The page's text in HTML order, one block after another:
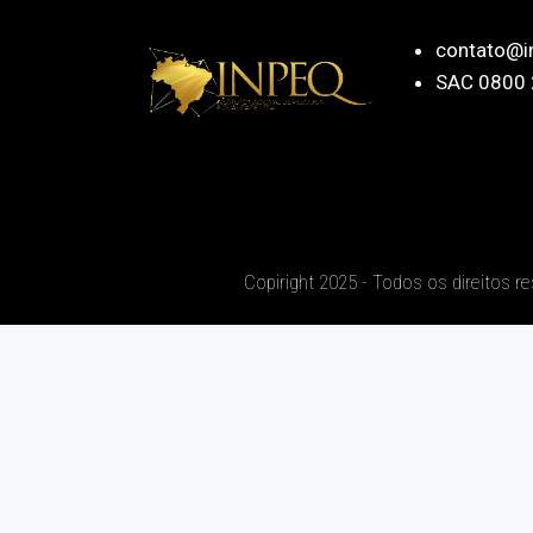
SAC
Copiright 2025 - Todos os direitos